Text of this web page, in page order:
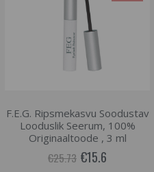
F.E.G. Ripsmekasvu Soodustav
Looduslik Seerum, 100%
Originaaltoode , 3 ml
€25.73 €15.6